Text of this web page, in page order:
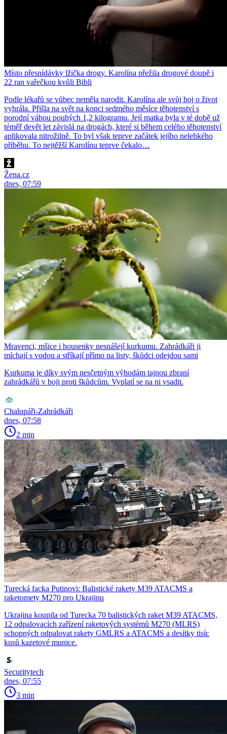
Místo přesnídávky lžička drogy. Karolína přežila drogové doupě i
22 ran vařečkou kvůli Bibli
Podle lékařů se vůbec neměla narodit. Karolína ale svůj boj o život
vyhrála. Přišla na svět na konci sedmého měsíce těhotenství s
porodní váhou pouhých 1,2 kilogramu. Její matka byla v té době už
téměř devět let závislá na drogách, které si během celého těhotenství
aplikovala nitrožilně. To byl však teprve začátek jejího nelehkého
příběhu. To nejtěžší Karolínu teprve čekalo…
Žena.cz
dnes, 07:59
Mravenci, mšice i housenky nesnášejí kurkumu. Zahrádkáři ji
míchají s vodou a stříkají přímo na listy, škůdci odejdou sami
Kurkuma je díky svým nesčetným výhodám tajnou zbraní
zahrádkářů v boji proti škůdcům. Vyplatí se na ni vsadit.
Chalupáři-Zahrádkáři
dnes, 07:58
2 min
Turecká facka Putinovi: Balistické rakety M39 ATACMS a
raketomety M270 pro Ukrajinu
Ukrajina koupila od Turecka 70 balistických raket M39 ATACMS,
12 odpalovacích zařízení raketových systémů M270 (MLRS)
schopných odpalovat rakety GMLRS a ATACMS a desítky tisíc
kusů kazetové munice.
Securitytech
dnes, 07:55
3 min